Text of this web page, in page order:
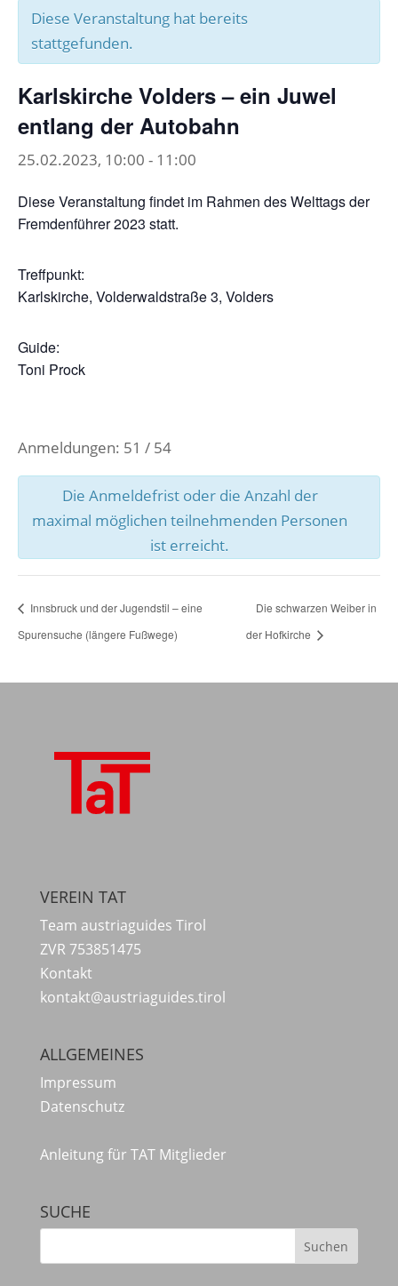
Diese Veranstaltung hat bereits
stattgefunden.
Karlskirche Volders – ein Juwel
entlang der Autobahn
25.02.2023, 10:00 - 11:00
Diese Veranstaltung findet im Rahmen des Welttags der
Fremdenführer 2023 statt.
Treffpunkt:
Karlskirche, Volderwaldstraße 3, Volders
Guide:
Toni Prock
Anmeldungen: 51 / 54
Die Anmeldefrist oder die Anzahl der
maximal möglichen teilnehmenden Personen
ist erreicht.
Innsbruck und der Jugendstil – eine
Spurensuche (längere Fußwege)
Die schwarzen Weiber in
der Hofkirche
VEREIN TAT
Team austriaguides Tirol
ZVR 753851475
Kontakt
kontakt@austriaguides.tirol
ALLGEMEINES
Impressum
Datenschutz
Anleitung für TAT Mitglieder
SUCHE